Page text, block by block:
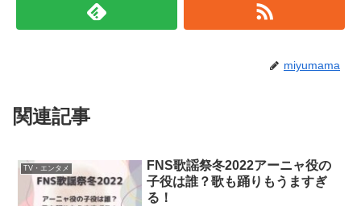
miyumama
関連記事
TV・エンタメ
FNS歌謡祭冬2022アーニャ役の
子役は誰？歌も踊りもうますぎ
る！